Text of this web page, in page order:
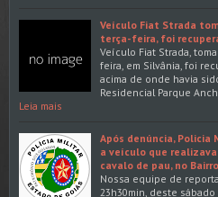
Veículo Fiat Strada
terça-feira, foi
Veículo Fiat Strada,
feira, em Silvânia, foi
acima de onde havia
Residencial Parque
Leia mais
Após denúncia,
a veículo que
cavalo de pau, no
Nossa equipe de
23h30min, deste